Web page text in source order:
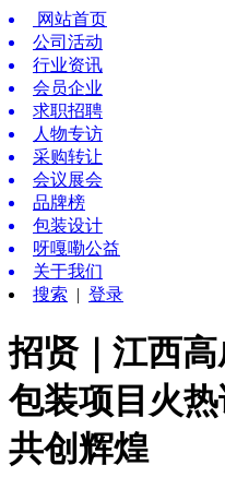
网站首页
公司活动
行业资讯
会员企业
求职招聘
人物专访
采购转让
会议展会
品牌榜
包装设计
呀嘎嘞公益
关于我们
搜索 | 登录
招贤｜江西
包装项目火
共创辉煌